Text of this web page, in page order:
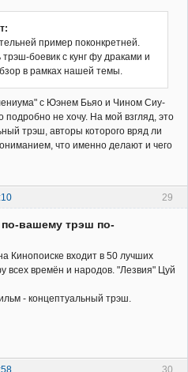
пример поконкретней.
трэш-боевик с кунг фу драками и
в рамках нашей темы.
с Юэнем Бьяо и Чином Сиу-
подробно не хочу. На мой взгляд, это
трэш, авторы которого вряд ли
что именно делают и чего
29
по-вашему трэш по-
Кинопоиске входит в 50 лучших
всех времён и народов. "Лезвия" Цуй
- концептуальный трэш.
30